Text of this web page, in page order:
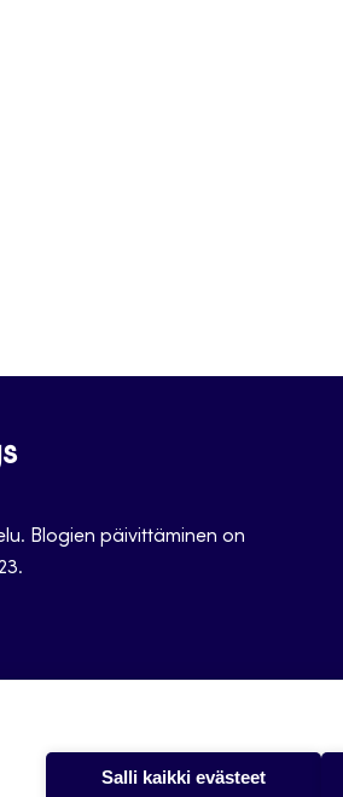
Blogien päivittäminen on
Salli kaikki evästeet